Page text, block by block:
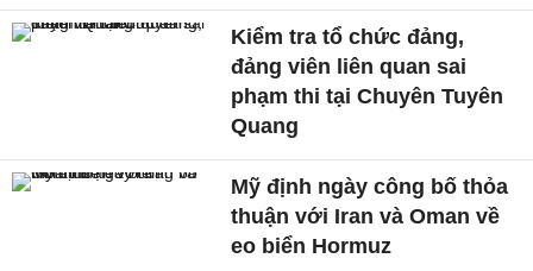
Kiểm tra tổ chức đảng,
đảng viên liên quan sai
phạm thi tại Chuyên Tuyên
Quang
Mỹ định ngày công bố thỏa
thuận với Iran và Oman về
eo biển Hormuz